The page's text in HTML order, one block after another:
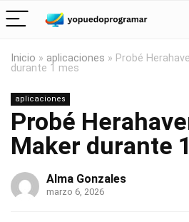
Inicio » aplicaciones » Probé
durante 1 mes
aplicaciones
Probé
Maker durante
Alma Gonzales
marzo 6, 2026